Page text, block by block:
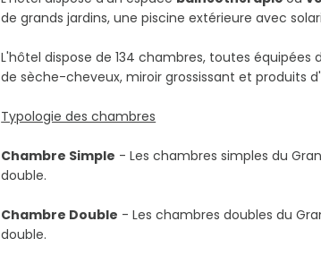
de grands jardins, une piscine extérieure avec
L'hôtel dispose de 134 chambres, toutes
de sèche-cheveux, miroir grossissant et produits
Typologie des chambres
Chambre Simple - Les chambres simples du
double.
Chambre Double - Les chambres doubles du
double.